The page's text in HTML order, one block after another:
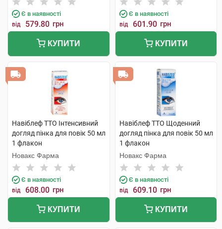
Є в наявності
від 579.80 грн
КУПИТИ
Є в наявності
від 601.90 грн
КУПИТИ
Навіблеф ТТО Інтенсивний
догляд пінка для повік 50 мл
1 флакон
Новакс Фарма
Є в наявності
від 608.00 грн
КУПИТИ
Навіблеф ТТО Щоденний
догляд пінка для повік 50 мл
1 флакон
Новакс Фарма
Є в наявності
від 609.10 грн
КУПИТИ